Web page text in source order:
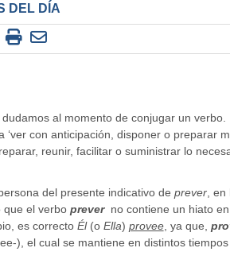
DEL DÍA
al momento de conjugar un verbo.
‘ver con anticipación, disponer o preparar
reunir, facilitar o suministrar lo
del presente indicativo de prever, en
que el verbo preverno contiene un hiato en
es correcto Él (o Ella) provee, ya que,
), el cual se mantiene en distintos